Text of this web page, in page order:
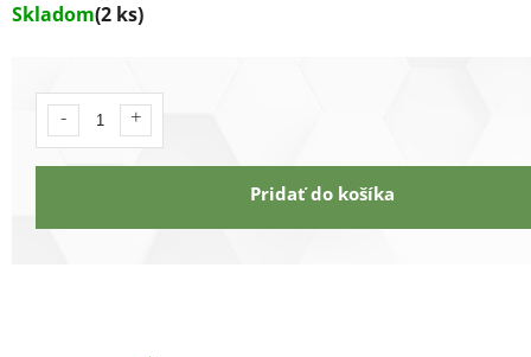
Skladom(2 ks)
Pridať do košíka